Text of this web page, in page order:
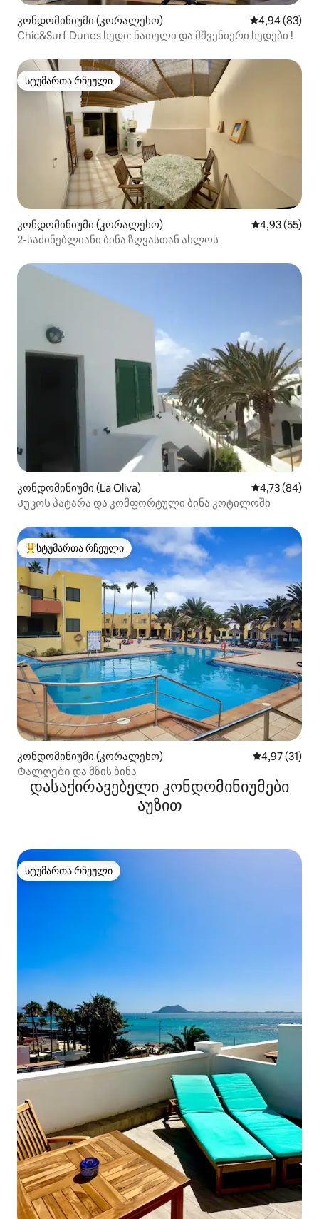
კონდომინიუმი (კორალეხო) საშუალო
4,94 (83)
Chic&Surf Dunes ხედი: ნათელი და მშვენიერი ხედები !
სტუმართა რჩეული
სტუმართა რჩეული
კონდომინიუმი (კორალეხო) საშუალო
4,93 (55)
2-საძინებლიანი ბინა ზღვასთან ახლოს
კონდომინიუმი (La Oliva) საშუალო
4,73 (84)
Კუკოს პატარა და კომფორტული ბინა კოტილოში
სტუმართა რჩეული მოწინავე ვარიანტი
სტუმართა რჩეული
კონდომინიუმი (კორალეხო) საშუალო
4,97 (31)
Ტალღები და მზის ბინა
დასაქირავებელი კონდომინიუმები
აუზით
სტუმართა რჩეული
სტუმართა რჩეული